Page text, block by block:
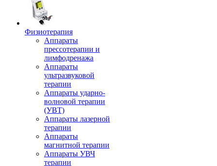
Физиотерапия
Аппараты
прессотерапии и
лимфодренажа
Аппараты
ультразвуковой
терапии
Аппараты ударно-
волновой терапии
(УВТ)
Аппараты лазерной
терапии
Аппараты
магнитной терапии
Аппараты УВЧ
терапии